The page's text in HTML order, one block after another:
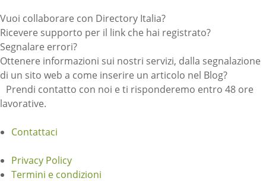
Vuoi collaborare con Directory Italia?
Ricevere supporto per il link che hai registrato?
Segnalare errori?
Ottenere informazioni sui nostri servizi, dalla segnalazione
di un sito web a come inserire un articolo nel Blog?
Prendi contatto con noi e ti risponderemo entro 48 ore
lavorative.
Contattaci
Privacy Policy
Termini e condizioni